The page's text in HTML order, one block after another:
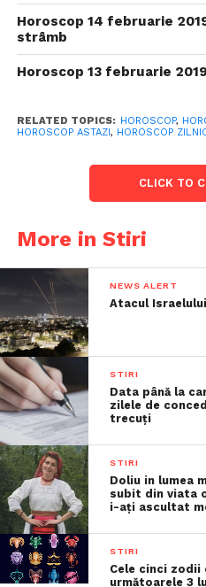
Horoscop 14 februarie
strâmb
Horoscop 13 februarie 2019
RELATED TOPICS: HOROSCOP,
HOROSCOP ASTAZI, HOROSCOP
CLICK TO
More in Stiri
NEWS ALERT
Atacul
STIRI
Data până la
zilele de
trecuţi
STIRI
Doliu in lumea
subit din viata
i-ați ascultat
STIRI
Cele cinci
următoarele 3